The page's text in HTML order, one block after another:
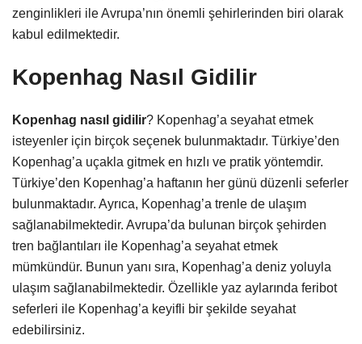
zenginlikleri ile Avrupa’nın önemli şehirlerinden biri olarak
kabul edilmektedir.
Kopenhag Nasıl Gidilir
Kopenhag nasıl gidilir? Kopenhag’a seyahat etmek
isteyenler için birçok seçenek bulunmaktadır. Türkiye’den
Kopenhag’a uçakla gitmek en hızlı ve pratik yöntemdir.
Türkiye’den Kopenhag’a haftanın her günü düzenli seferler
bulunmaktadır. Ayrıca, Kopenhag’a trenle de ulaşım
sağlanabilmektedir. Avrupa’da bulunan birçok şehirden
tren bağlantıları ile Kopenhag’a seyahat etmek
mümkündür. Bunun yanı sıra, Kopenhag’a deniz yoluyla
ulaşım sağlanabilmektedir. Özellikle yaz aylarında feribot
seferleri ile Kopenhag’a keyifli bir şekilde seyahat
edebilirsiniz.